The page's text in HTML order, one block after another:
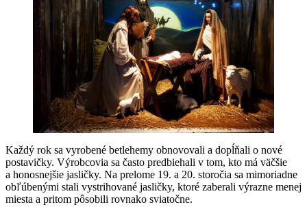
Každý rok sa vyrobené betlehemy obnovovali a dopĺňali o nové
postavičky. Výrobcovia sa často predbiehali v tom, kto má väčšie
a honosnejšie jasličky. Na prelome 19. a 20. storočia sa mimoriadne
obľúbenými stali vystrihované jasličky, ktoré zaberali výrazne menej
miesta a pritom pôsobili rovnako sviatočne.